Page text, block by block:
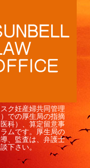
ク妊産婦共同管理
での厚生局の指摘
科）、算定留意事
ムです。厚生局の
、監査は、弁護士
下さい。